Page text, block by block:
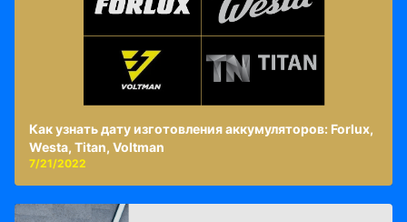
Как узнать дату изготовления аккумуляторов: Forlux,
Westa, Titan, Voltman
7/21/2022